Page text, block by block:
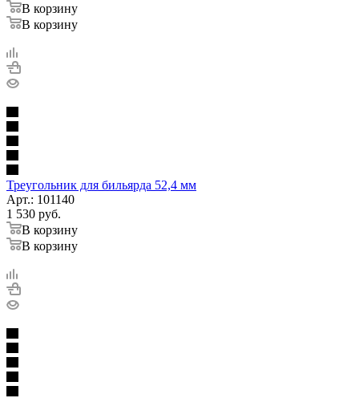
В корзину
В корзину
Треугольник для бильярда 52,4 мм
Арт.: 101140
1 530 руб.
В корзину
В корзину